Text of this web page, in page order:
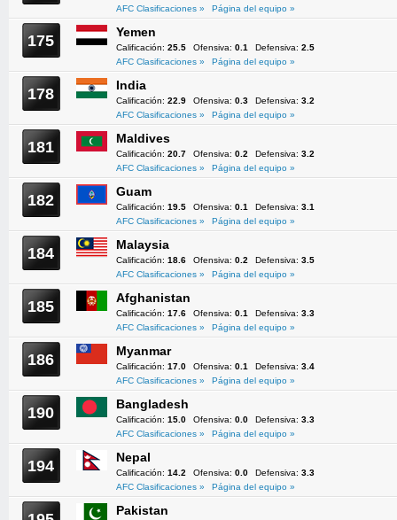
AFC Clasificaciones »
Página del equipo »
175 Yemen
Calificación: 25.5 Ofensiva: 0.1 Defensiva: 2.5
AFC Clasificaciones »
Página del equipo »
178 India
Calificación: 22.9 Ofensiva: 0.3 Defensiva: 3.2
AFC Clasificaciones »
Página del equipo »
181 Maldives
Calificación: 20.7 Ofensiva: 0.2 Defensiva: 3.2
AFC Clasificaciones »
Página del equipo »
182 Guam
Calificación: 19.5 Ofensiva: 0.1 Defensiva: 3.1
AFC Clasificaciones »
Página del equipo »
184 Malaysia
Calificación: 18.6 Ofensiva: 0.2 Defensiva: 3.5
AFC Clasificaciones »
Página del equipo »
185 Afghanistan
Calificación: 17.6 Ofensiva: 0.1 Defensiva: 3.3
AFC Clasificaciones »
Página del equipo »
186 Myanmar
Calificación: 17.0 Ofensiva: 0.1 Defensiva: 3.4
AFC Clasificaciones »
Página del equipo »
190 Bangladesh
Calificación: 15.0 Ofensiva: 0.0 Defensiva: 3.3
AFC Clasificaciones »
Página del equipo »
194 Nepal
Calificación: 14.2 Ofensiva: 0.0 Defensiva: 3.3
AFC Clasificaciones »
Página del equipo »
Pakistan